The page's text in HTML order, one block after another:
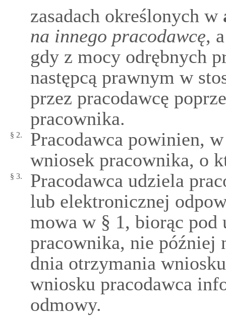
zasadach określonych w
na innego pracodawcę,
gdy z mocy odrębnych
następcą prawnym w
przez pracodawcę
pracownika.
§ 2.
Pracodawca powinien,
wniosek pracownika, o
§ 3.
Pracodawca udziela
lub elektronicznej
mowa w § 1, biorąc pod
pracownika, nie później
dnia otrzymania
wniosku pracodawca
odmowy.